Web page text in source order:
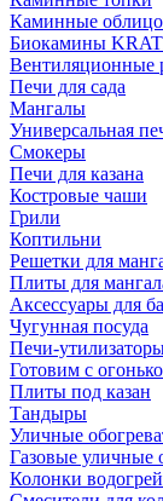
Каминные
Биокамины
Вентиляционные
Печи для сада
Мангалы
Универсальная
Смокеры
Печи для казана
Костровые чаши
Грили
Коптильни
Решетки для
Плиты для
Аксессуары для
Чугунная посуда
Печи-
Готовим с
Плиты под казан
Тандыры
Уличные
Газовые уличные
Колонки